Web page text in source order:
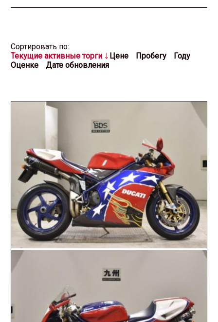
Cортировать по:
Текущие активные торги
Цене Пробегу
Году
Оценке
Дате обновления